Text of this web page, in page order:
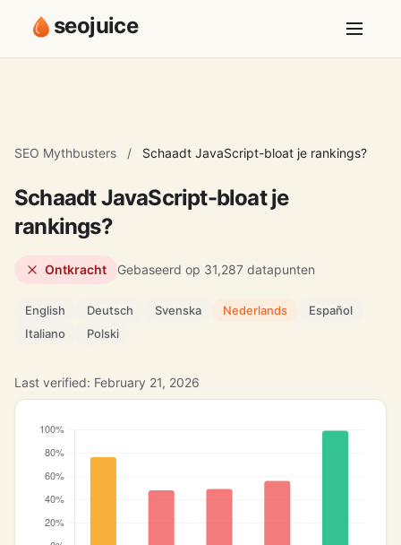
seojuice
SEO Mythbusters / Schaadt JavaScript-bloat je rankings?
Schaadt JavaScript-bloat je
rankings?
Ontkracht Gebaseerd op 31,287 datapunten
English Deutsch Svenska Nederlands
Español
Italiano
Polski
Last verified: February 21, 2026